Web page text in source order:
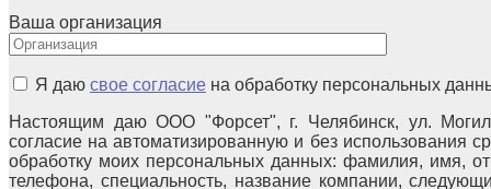
Ваша организация
Я даю свое согласие на обработку персональных
Настоящим даю ООО "Форсет", г. Челябинск, ул.
согласие на автоматизированную и без использования
обработку моих персональных данных: фамилия, имя,
телефона, специальность, название компании,